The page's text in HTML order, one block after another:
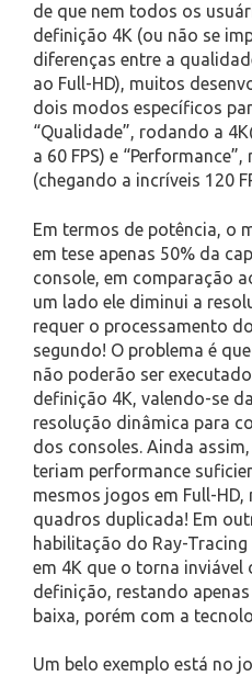
de que nem todos os
definição 4K (ou não se
diferenças entre a
ao Full-HD), muitos
dois modos específicos
“Qualidade”, rodando a
a 60 FPS) e
(chegando a incríveis 120
Em termos de potência, o
em tese apenas 50% da
console, em comparação
um lado ele diminui a
requer o processamento
segundo! O problema é
não poderão ser
definição 4K, valendo-se
resolução dinâmica para
dos consoles. Ainda
teriam performance
mesmos jogos em Full-
quadros duplicada! Em
habilitação do Ray-
em 4K que o torna
definição, restando
baixa, porém com a
Um belo exemplo está no